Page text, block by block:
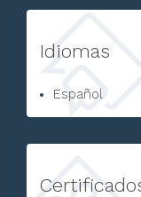
Idiomas
Español